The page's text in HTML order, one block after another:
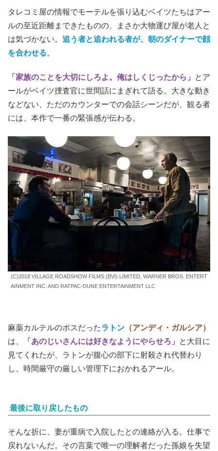
タレコミ屋の情報でモーテルを張り込むベイツたちはアー
ルの至近距離まできたものの、まさか大物運び屋が老人と
は気づかない。 追う者と追われる者が、朝のダイナーで顔
を合わせる。
「家族のことを大切にしろよ。俺はしくじったから」
とア
ールがベイツ捜査官に世間話にまぎれて語る。大きな動き
などない、ただのカウンターでの会話シーンだが、観る者
には、本作で一番の緊張感が伝わる。
(C)2018 VILLAGE ROADSHOW FILMS (BVI) LIMITED, WARNER BROS. ENTERT
AINMENT INC. AND RATPAC-DUNE ENTERTAINMENT LLC
麻薬カルテルのボスだったラトン （アンディ・ガルシア）
は、
「あのじいさんには好きなようにやらせろ」
と大目に
見てくれたが、ラトンが腹心の部下に射殺され代替わり
し、時間厳守の厳しい管理下におかれるアール。
最後に取り戻したもの
そんな折に、妻が重病で入院したとの連絡が入る。仕事で
戻れないんだ。その言葉で唯一の理解者だった孫娘を失望